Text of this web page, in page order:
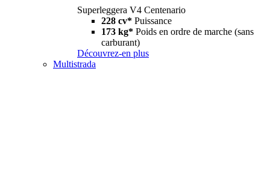
Superleggera V4 Centenario
228 cv* Puissance
173 kg* Poids en ordre de marche (sans
carburant)
Découvrez-en plus
Multistrada